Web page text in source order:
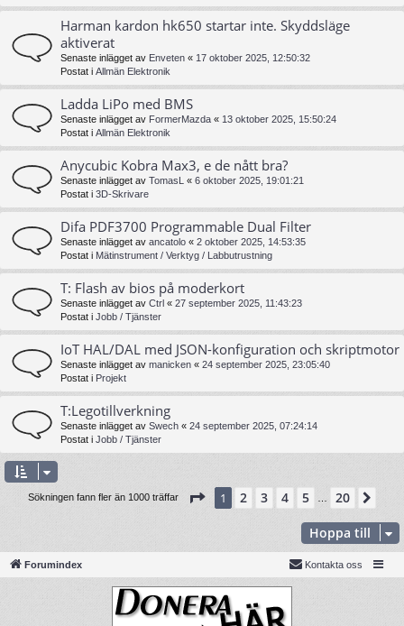
Harman kardon hk650 startar inte. Skyddsläge
aktiverat
Senaste inlägget av Enveten « 17 oktober 2025, 12:50:32
Postat i Allmän Elektronik
Ladda LiPo med BMS
Senaste inlägget av FormerMazda « 13 oktober 2025, 15:50:24
Postat i Allmän Elektronik
Anycubic Kobra Max3, e de nått bra?
Senaste inlägget av TomasL « 6 oktober 2025, 19:01:21
Postat i 3D-Skrivare
Difa PDF3700 Programmable Dual Filter
Senaste inlägget av ancatolo « 2 oktober 2025, 14:53:35
Postat i Mätinstrument / Verktyg / Labbutrustning
T: Flash av bios på moderkort
Senaste inlägget av Ctrl « 27 september 2025, 11:43:23
Postat i Jobb / Tjänster
IoT HAL/DAL med JSON-konfiguration och skriptmotor
Senaste inlägget av manicken « 24 september 2025, 23:05:40
Postat i Projekt
T:Legotillverkning
Senaste inlägget av Swech « 24 september 2025, 07:24:14
Postat i Jobb / Tjänster
Sökningen fann fler än 1000 träffar Sida 1av20
1 2 3 4 5 20
Hoppa till
Forumindex Kontakta oss